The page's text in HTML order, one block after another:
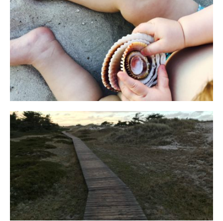
Reisen in der Elternzeit
16. SEPTEMBER 2019
Fischland
12. FEBRUAR 2019